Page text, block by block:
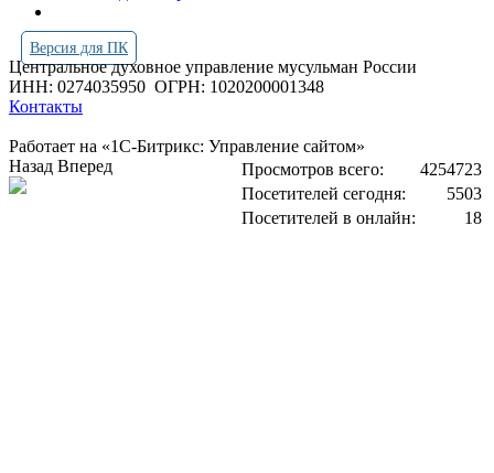
Версия для ПК
Центральное духовное управление мусульман России
ИНН: 0274035950 ОГРН: 1020200001348
Контакты
Работает на «1С-Битрикс: Управление сайтом»
Просмотров всего:
4254723
Посетителей сегодня:
5503
Посетителей в онлайн:
18
Назад Вперед